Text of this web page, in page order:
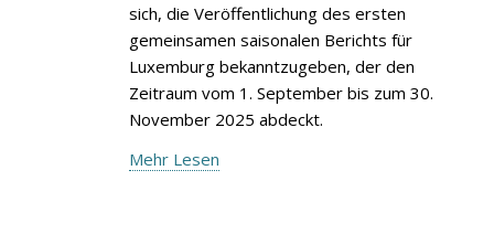
sich, die Veröffentlichung des ersten
gemeinsamen saisonalen Berichts für
Luxemburg bekanntzugeben, der den
Zeitraum vom 1. September bis zum 30.
November 2025 abdeckt.
Mehr Lesen